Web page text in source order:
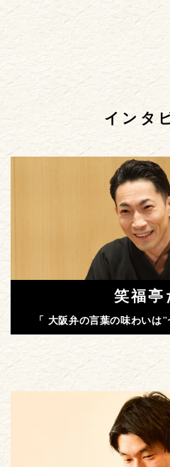
インタ
笑福亭
「 大阪弁の言葉の味わい